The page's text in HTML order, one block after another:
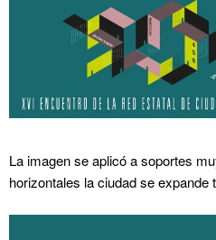
La imagen se aplicó a soportes
horizontales la ciudad se expande